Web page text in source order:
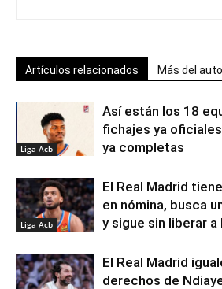
Artículos relacionados Más del
Liga Acb
Así están los 18
fichajes ya
ya completas
Liga Acb
El Real Madrid
en nómina, busca
y sigue sin liberar a
El Real Madrid
derechos de